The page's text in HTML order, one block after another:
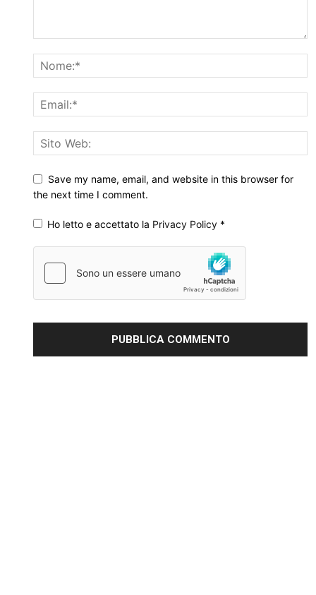
Save my name, email, and website in this browser for
the next time I comment.
Ho letto e accettato la Privacy Policy *